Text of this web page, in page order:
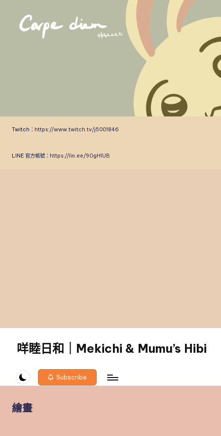
Twitch： https://www.twitch.tv/j5001846
LINE 官方帳號： https://lin.ee/9OgHlUB
咩睦日和｜Mekichi & Mumu’s Hibi
diem!
Subscribe
繪畫